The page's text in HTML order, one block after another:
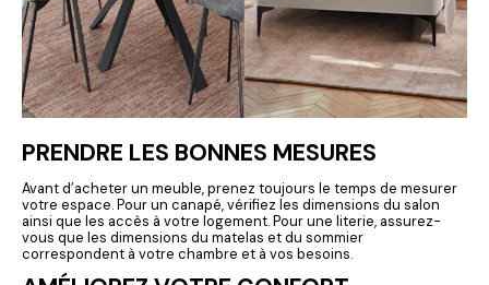
PRENDRE LES BONNES MESURES
Avant d’acheter un meuble, prenez toujours le temps de mesurer
votre espace. Pour un canapé, vérifiez les dimensions du salon
ainsi que les accès à votre logement. Pour une literie, assurez-
vous que les dimensions du matelas et du sommier
correspondent à votre chambre et à vos besoins.